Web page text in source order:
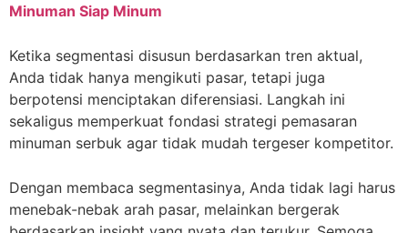
Minuman Siap Minum
Ketika segmentasi disusun berdasarkan tren aktual,
Anda tidak hanya mengikuti pasar, tetapi juga
berpotensi menciptakan diferensiasi. Langkah ini
sekaligus memperkuat fondasi strategi pemasaran
minuman serbuk agar tidak mudah tergeser kompetitor.
Dengan membaca segmentasinya, Anda tidak lagi harus
menebak-nebak arah pasar, melainkan bergerak